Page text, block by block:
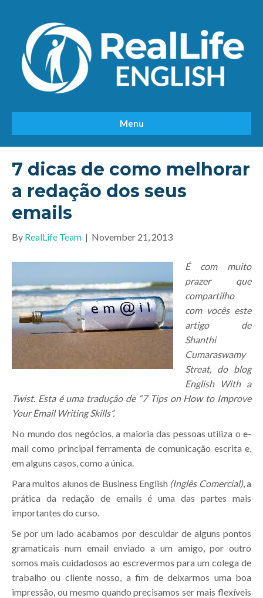
Menu
7 dicas de como melhorar
a redação dos seus
emails
By RealLife Team | November 21, 2013
É com muito
prazer que
compartilho
com vocês este
artigo de
Shanthi
Cumaraswamy
Streat, do blog
English With a
Twist. Esta é uma tradução de “7 Tips on How to Improve
Your Email Writing Skills”.
No mundo dos negócios, a maioria das pessoas utiliza o e-
mail como principal ferramenta de comunicação escrita e,
em alguns casos, como a única.
Para muitos alunos de Business English (Inglês Comercial), a
prática da redação de emails é uma das partes mais
importantes do curso.
Se por um lado acabamos por descuidar de alguns pontos
gramaticais num email enviado a um amigo, por outro
somos mais cuidadosos ao escrevermos para um colega de
trabalho ou cliente nosso, a fim de deixarmos uma boa
impressão, ou mesmo quando precisamos ser mais flexíveis